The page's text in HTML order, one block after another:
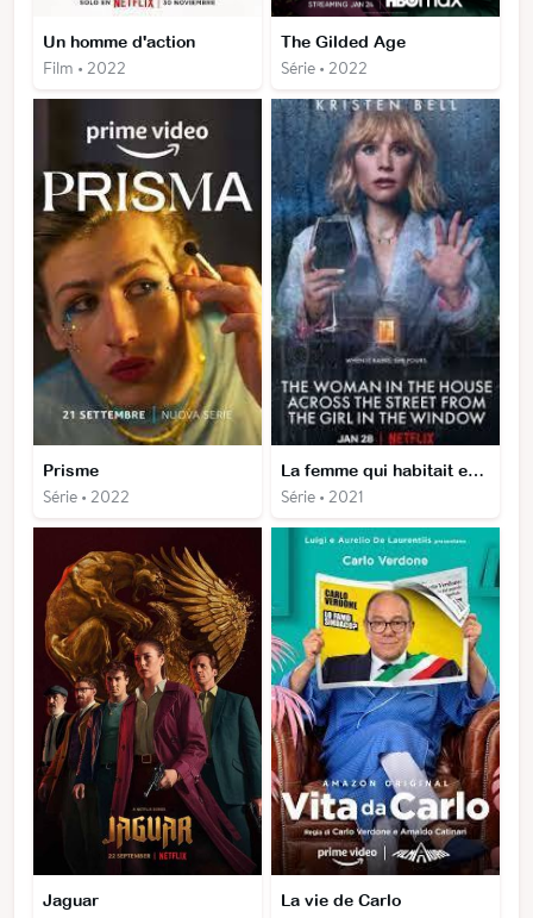
Un homme d'action
Film • 2022
The Gilded Age
Série • 2022
Prisme
Série • 2022
La femme qui habitait en face de la fille à la fenêtre
Série • 2021
Jaguar La vie de Carlo